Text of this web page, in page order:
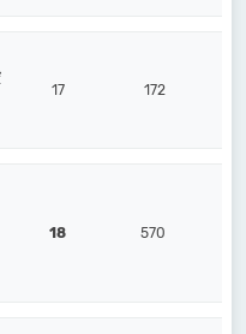
17 172
18 570